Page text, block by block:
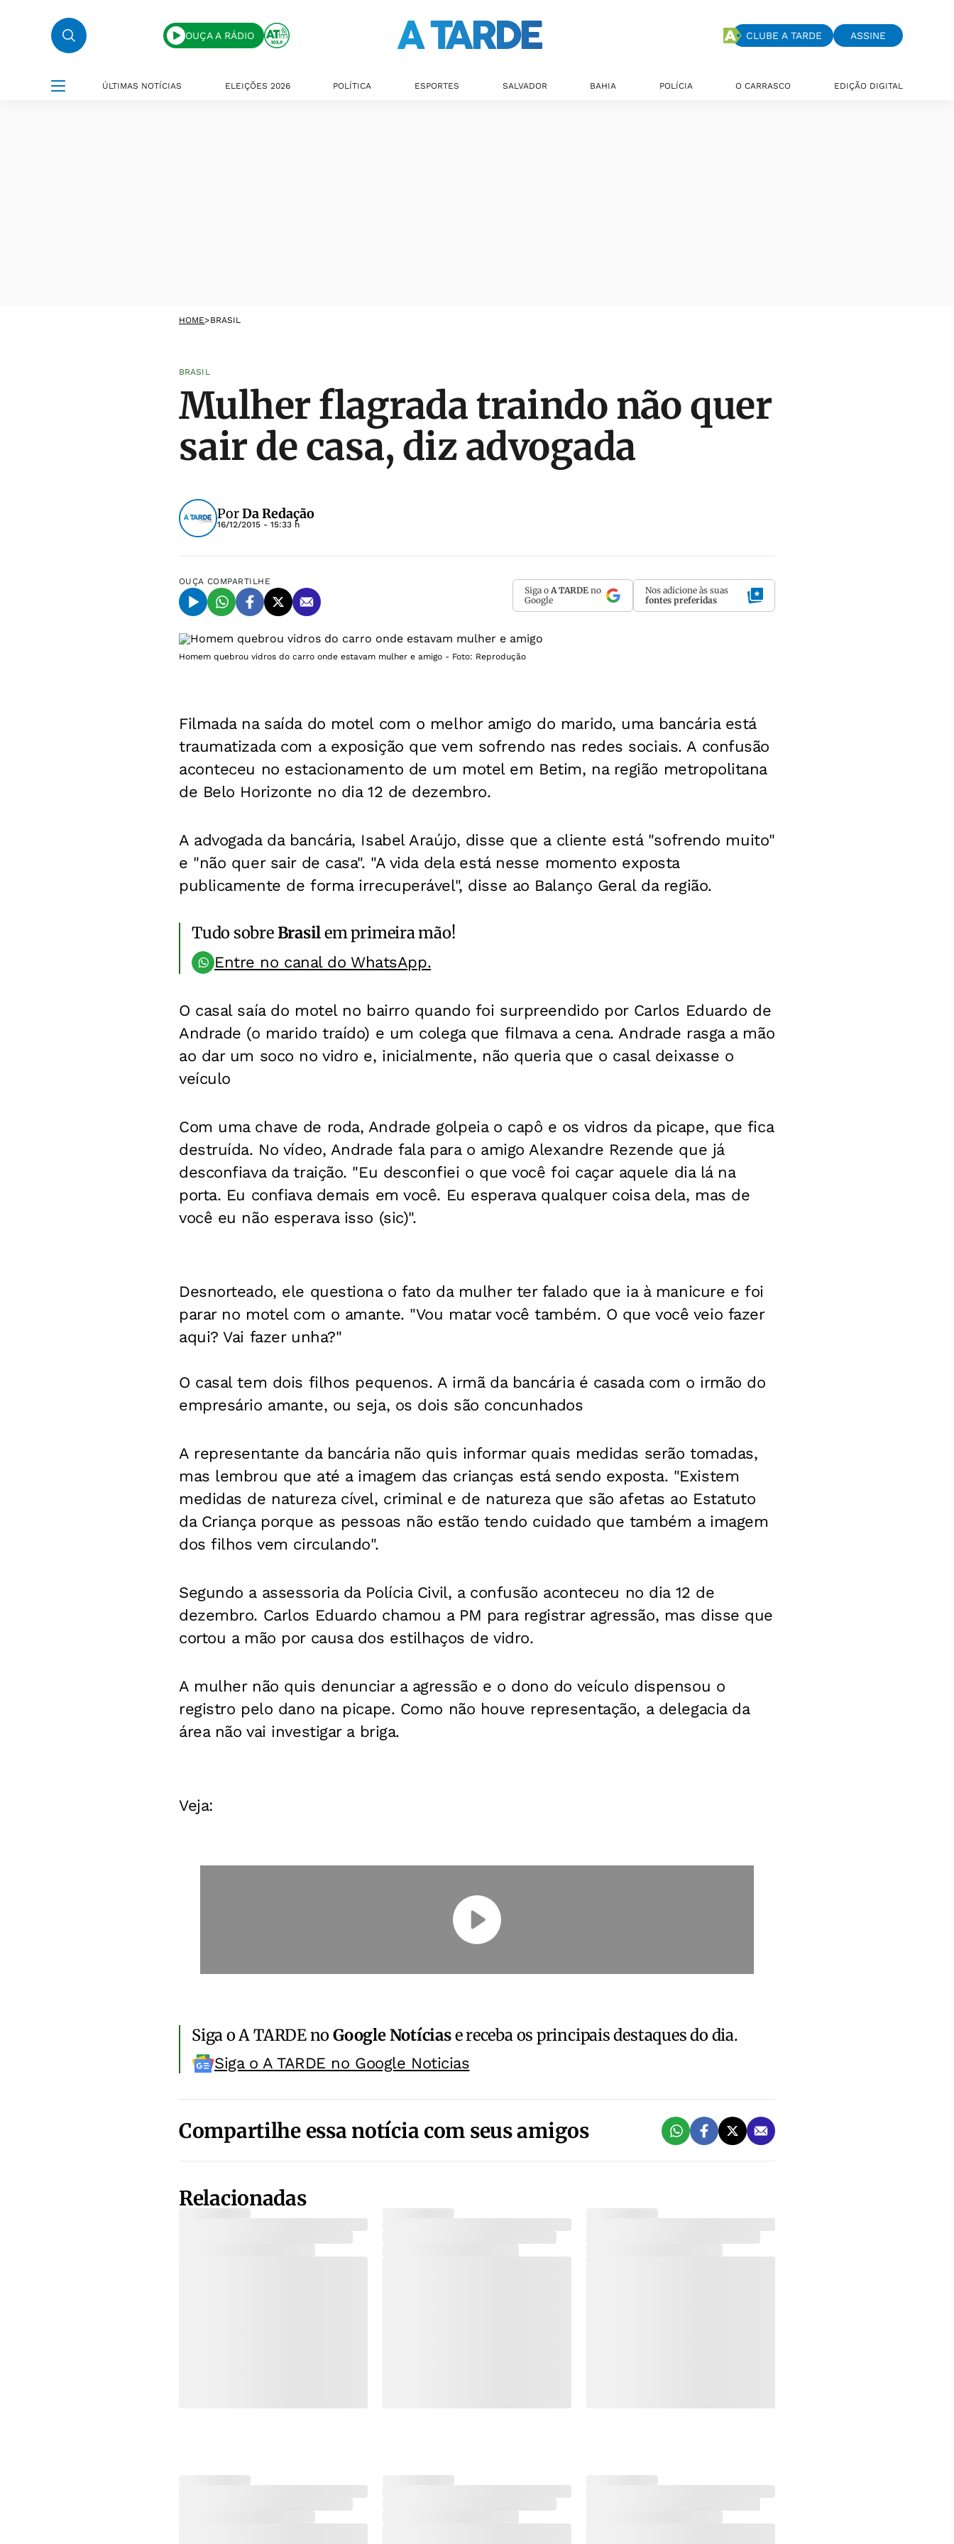
OUÇA A RÁDIO CLUBE A TARDE ASSINE
ÚLTIMAS NOTÍCIAS ELEIÇÕES 2026 POLÍTICA ESPORTES SALVADOR BAHIA POLÍCIA O CARRASCO EDIÇÃO DIGITAL
HOME>BRASIL
BRASIL
Mulher flagrada traindo não quer
sair de casa, diz advogada
PorDa Redação
16/12/2015 - 15:33 h
OUÇA COMPARTILHE
Siga o A TARDE no
Google
Nos adicione às suas
fontes preferidas
Homem quebrou vidros do carro onde estavam mulher e amigo - Foto: Reprodução
Filmada na saída do motel com o melhor amigo do marido, uma bancária está
traumatizada com a exposição que vem sofrendo nas redes sociais. A confusão
aconteceu no estacionamento de um motel em Betim, na região metropolitana
de Belo Horizonte no dia 12 de dezembro.
A advogada da bancária, Isabel Araújo, disse que a cliente está "sofrendo muito"
e "não quer sair de casa". "A vida dela está nesse momento exposta
publicamente de forma irrecuperável", disse ao Balanço Geral da região.
Tudo sobreBrasilem primeira mão!
Entre no canal do WhatsApp.
O casal saía do motel no bairro quando foi surpreendido por Carlos Eduardo de
Andrade (o marido traído) e um colega que filmava a cena. Andrade rasga a mão
ao dar um soco no vidro e, inicialmente, não queria que o casal deixasse o
veículo
Com uma chave de roda, Andrade golpeia o capô e os vidros da picape, que fica
destruída. No vídeo, Andrade fala para o amigo Alexandre Rezende que já
desconfiava da traição. "Eu desconfiei o que você foi caçar aquele dia lá na
porta. Eu confiava demais em você. Eu esperava qualquer coisa dela, mas de
você eu não esperava isso (sic)".
Desnorteado, ele questiona o fato da mulher ter falado que ia à manicure e foi
parar no motel com o amante. "Vou matar você também. O que você veio fazer
aqui? Vai fazer unha?"
O casal tem dois filhos pequenos. A irmã da bancária é casada com o irmão do
empresário amante, ou seja, os dois são concunhados
A representante da bancária não quis informar quais medidas serão tomadas,
mas lembrou que até a imagem das crianças está sendo exposta. "Existem
medidas de natureza cível, criminal e de natureza que são afetas ao Estatuto
da Criança porque as pessoas não estão tendo cuidado que também a imagem
dos filhos vem circulando".
Segundo a assessoria da Polícia Civil, a confusão aconteceu no dia 12 de
dezembro. Carlos Eduardo chamou a PM para registrar agressão, mas disse que
cortou a mão por causa dos estilhaços de vidro.
A mulher não quis denunciar a agressão e o dono do veículo dispensou o
registro pelo dano na picape. Como não houve representação, a delegacia da
área não vai investigar a briga.
Veja:
Siga o A TARDE noGoogle Notíciase receba os principais destaques do dia.
Siga o A TARDE no Google Noticias
Compartilhe essa notícia com seus amigos
Relacionadas